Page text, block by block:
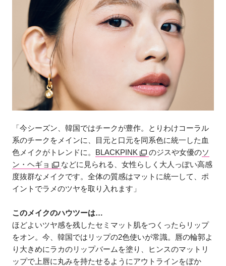
「今シーズン、韓国ではチークが豊作。とりわけコーラル
系のチークをメインに、目元と口元を同系色に統一した血
色メイクがトレンドに。 BLACKPINK のジスや女優のソ
ン・ヘギョ
などに見られる、女性らしく大人っぽい高感
度抜群なメイクです。全体の質感はマットに統一して、ポ
イントでラメのツヤを取り入れます」
このメイクのハウツーは…
ほどよいツヤ感を残したセミマット肌をつくったらリップ
をオン。今、韓国ではリップの2色使いが常識。唇の輪郭よ
り大きめにラカのリップバームを塗り、ヒンスのマットリ
ップで上唇に丸みを持たせるようにアウトラインをぼか